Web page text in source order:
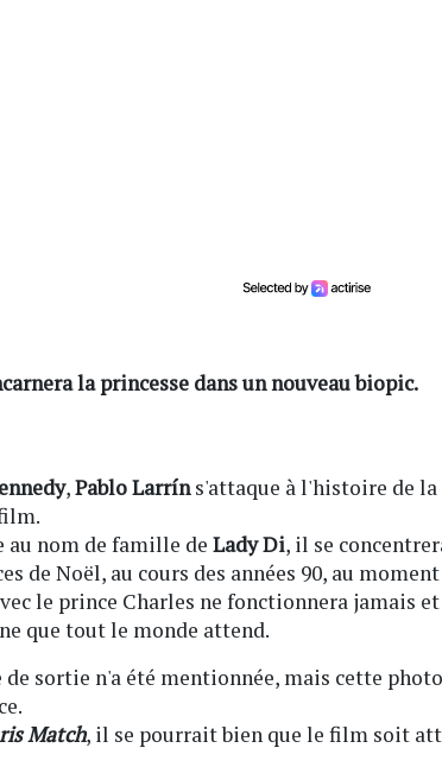
la princesse dans un nouveau biopic.
,Pablo Larríns'attaque à l'histoire de
au nom de famille de Lady Di, il se
de Noël, au cours des années 90, au
le prince Charles ne fonctionnera jamais
que tout le monde attend.
de sortie n'a été mentionnée, mais cette
Match, il se pourrait bien que le film soit